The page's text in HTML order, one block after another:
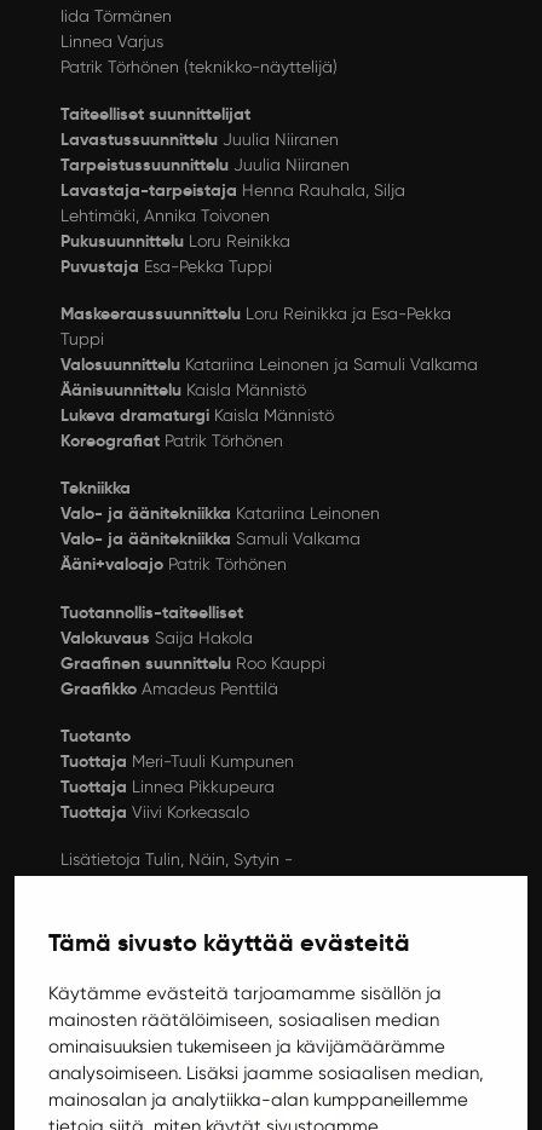
Tämä sivusto käyttää evästeitä
Käytämme evästeitä tarjoamamme sisällön ja
mainosten räätälöimiseen, sosiaalisen median
ominaisuuksien tukemiseen ja kävijämäärämme
analysoimiseen. Lisäksi jaamme sosiaalisen median,
mainosalan ja analytiikka-alan kumppaneillemme
Iida Törmänen
Linnea Varjus
Patrik Törhönen (teknikko-näyttelijä)
Taiteelliset suunnittelijat
LavastussuunnitteluJuulia Niiranen
TarpeistussuunnitteluJuulia Niiranen
Lavastaja-tarpeistaja Henna Rauhala, Silja
Lehtimäki, Annika Toivonen
PukusuunnitteluLoru Reinikka
Puvustaja Esa-Pekka Tuppi
MaskeeraussuunnitteluLoru Reinikka ja Esa-Pekka
Tuppi
ValosuunnitteluKatariina Leinonen ja Samuli Valkama
ÄänisuunnitteluKaisla Männistö
Lukeva dramaturgiKaisla Männistö
KoreografiatPatrik Törhönen
Tekniikka
Valo- ja äänitekniikka Katariina Leinonen
Valo- ja äänitekniikka Samuli Valkama
Ääni+valoajoPatrik Törhönen
Tuotannollis-taiteelliset
Valokuvaus Saija Hakola
Graafinen suunnitteluRoo Kauppi
GraafikkoAmadeus Penttilä
Tuotanto
Tuottaja Meri-Tuuli Kumpunen
Tuottaja Linnea Pikkupeura
Tuottaja Viivi Korkeasalo
Lisätietoja Tulin, Näin, Sytyin -
@ylioppilasteatterifestivaali
Muita teatteri toukokuussa
Teatteri